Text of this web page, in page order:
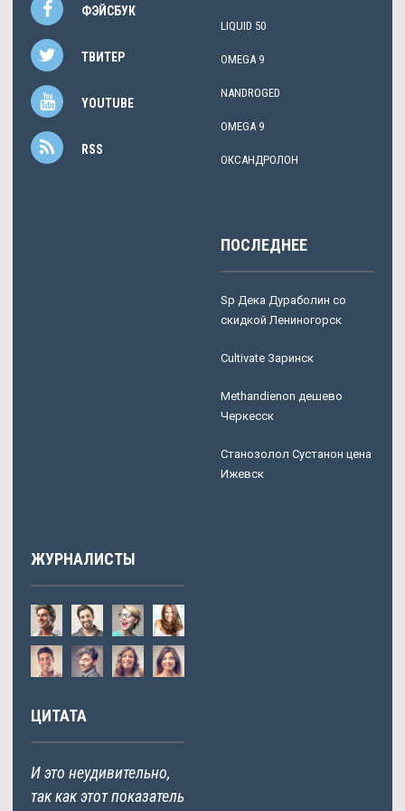
ФЭЙСБУК
ТВИТЕР
YOUTUBE
RSS
LIQUID 50
OMEGA 9
NANDROGED
OMEGA 9
ОКСАНДРОЛОН
ПОСЛЕДНЕЕ
Sp Дека Дураболин со
скидкой Лениногорск
Cultivate Заринск
Methandienon дешево
Черкесск
Станозолол Сустанон цена
Ижевск
ЖУРНАЛИСТЫ
ЦИТАТА
И это неудивительно,
так как этот показатель